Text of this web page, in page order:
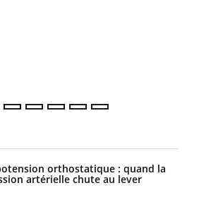
orthostatique : quand la
artérielle chute au lever